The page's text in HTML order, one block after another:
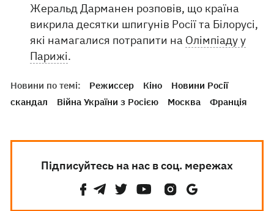
Жеральд Дарманен розповів, що країна
викрила десятки шпигунів Росії та Білорусі,
які намагалися потрапити на Олімпіаду у
Парижі.
Новини по темі: Режиссер Кіно
Новини Росії
скандал
Війна України з Росією Москва Франція
Підписуйтесь на нас в соц. мережах